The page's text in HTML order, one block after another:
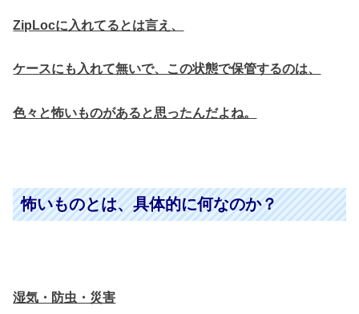
ZipLocに入れてるとは言え、
ケースにも入れて無いで、この状態で保管するのは、
色々と怖いものがあると思ったんだよね。
怖いものとは、具体的に何なのか？
湿気・防虫・災害